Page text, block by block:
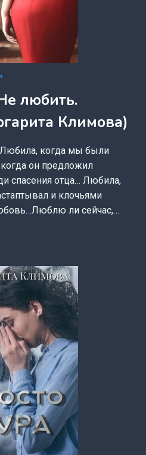
любить.
Климова)
когда мы были
он предложил
спасения отца… Любила,
и клочьями
ли сейчас,…